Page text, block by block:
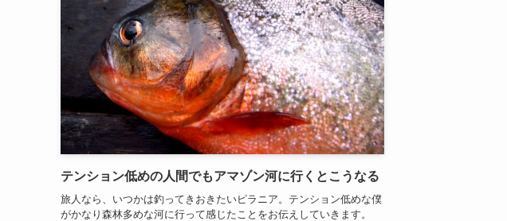
テンション低めの人間でもアマゾン河に行くとこうなる
旅人なら、いつかは釣ってきおきたいピラニア。テンション低めな僕
がかなり森林多めな河に行って感じたことをお伝えしていきます。